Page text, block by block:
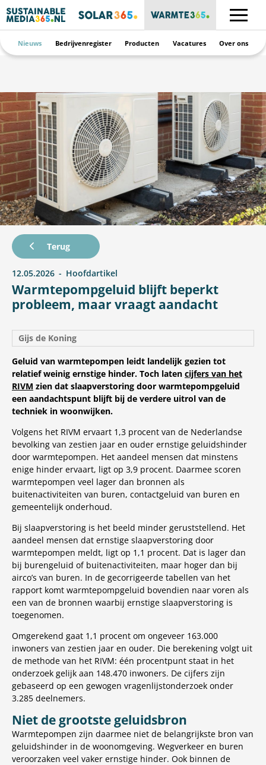
Nieuws Bedrijvenregister Producten Vacatures Over ons
Warmtepompgeluid blijft beperkt
probleem, maar vraagt aandacht
Terug
12.05.2026 Hoofdartikel
Gijs de Koning
Geluid van warmtepompen leidt landelijk gezien tot
relatief weinig ernstige hinder. Toch laten cijfers van het
RIVM zien dat slaapverstoring door warmtepompgeluid
een aandachtspunt blijft bij de verdere uitrol van de
techniek in woonwijken.
Volgens het RIVM ervaart 1,3 procent van de Nederlandse
bevolking van zestien jaar en ouder ernstige geluidshinder
door warmtepompen. Het aandeel mensen dat minstens
enige hinder ervaart, ligt op 3,9 procent. Daarmee scoren
warmtepompen veel lager dan bronnen als
buitenactiviteiten van buren, contactgeluid van buren en
gemeentelijk onderhoud.
Bij slaapverstoring is het beeld minder geruststellend. Het
aandeel mensen dat ernstige slaapverstoring door
warmtepompen meldt, ligt op 1,1 procent. Dat is lager dan
bij burengeluid of buitenactiviteiten, maar hoger dan bij
airco’s van buren. In de gecorrigeerde tabellen van het
rapport komt warmtepompgeluid bovendien naar voren als
een van de bronnen waarbij ernstige slaapverstoring is
toegenomen.
Omgerekend gaat 1,1 procent om ongeveer 163.000
inwoners van zestien jaar en ouder. Die berekening volgt uit
de methode van het RIVM: één procentpunt staat in het
onderzoek gelijk aan 148.470 inwoners. De cijfers zijn
gebaseerd op een gewogen vragenlijstonderzoek onder
3.285 deelnemers.
Niet de grootste geluidsbron
Warmtepompen zijn daarmee niet de belangrijkste bron van
geluidshinder in de woonomgeving. Wegverkeer en buren
veroorzaken veel vaker ernstige hinder. Ook binnen de